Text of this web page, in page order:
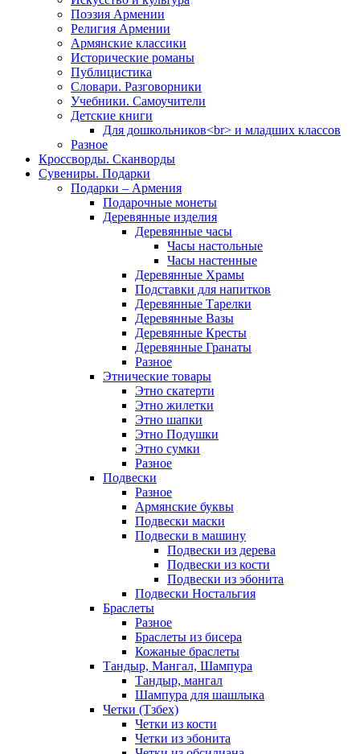
Поэзия Армении
Религия Армении
Армянские классики
Исторические романы
Публицистика
Словари. Разговорники
Учебники. Самоучители
Детские книги
Для дошкольников<br> и младших классов
Разное
Кроссворды. Сканворды
Сувениры. Подарки
Подарки – Армения
Подарочные монеты
Деревянные изделия
Деревянные часы
Часы настольные
Часы настенные
Деревянные Храмы
Подставки для напитков
Деревянные Тарелки
Деревянные Вазы
Деревянные Кресты
Деревянные Гранаты
Разное
Этнические товары
Этно скатерти
Этно жилетки
Этно шапки
Этно Подушки
Этно сумки
Разное
Подвески
Разное
Армянские буквы
Подвески маски
Подвески в машину
Подвески из дерева
Подвески из кости
Подвески из эбонита
Подвески Ностальгия
Браслеты
Разное
Браслеты из бисера
Кожаные браслеты
Тандыр, Мангал, Шампура
Тандыр, мангал
Шампура для шашлыка
Четки (Тзбех)
Четки из кости
Четки из эбонита